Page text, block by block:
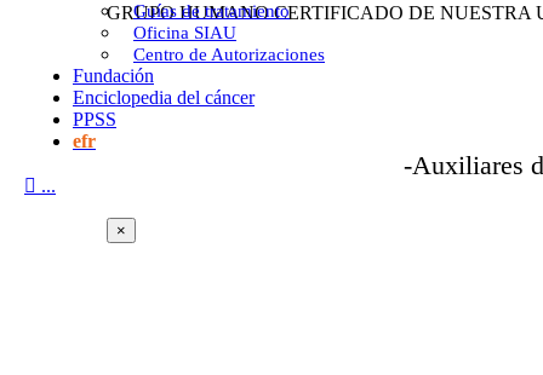
Guías de tratamiento
Oficina SIAU
Centro de Autorizaciones
Fundación
Enciclopedia del cáncer
PPSS
efr
 ...
GRUPO HUMANO CERTIFICADO DE
-Auxiliares
×